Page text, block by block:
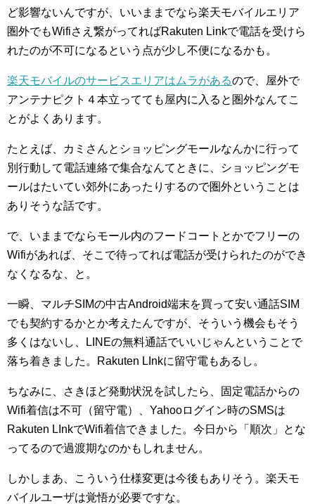
ど影響ないんですが、いいままでなら楽天モバイルエリア
圏外でもWifiさえ繋がってればRakuten Linkで電話を受けら
れたのが不可になるという点が少し不便になるかも。
楽天モバイルのサービスエリアはムラがあるので、屋外で
アンテナピクト４本立ってても屋内に入ると圏外なんてこ
とがよくあります。
たとえば、カミさんとショッピングモールなんかに行って
別行動して電話連絡で集合なんてときに、ショッピングモ
ールはたいてい郊外にあったりするので圏外ということは
ありそうな話です。
で、いままでならモール内のフードコートとかでフリーの
Wifiがあれば、そこで待ってれば電話が受けられたのができ
なくなるな、と。
一瞬、マルチSIMの中古Android端末を買って安い通話SIM
でも契約するかとか考えたんですが、そういう機会もそう
多くはないし、LINEの無料通話でいいじゃんということで
落ち着きました。Rakuten LInkに留守電もあるし。
ちなみに、さきほど発動状況を試したら、固定電話からの
Wifi着信は不可（留守電）、Yahooログイン時のSMSは
Rakuten LInkでWifi着信できました。今日から「順次」とな
ってるので過渡期なのかもしれません。
しかしまあ、こういう仕様変更は今後もありそう。楽天モ
バイルユーザは覚悟が必要ですな。